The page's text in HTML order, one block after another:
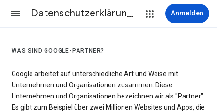
Datenschutzerklärung & Nutzungsbedingungen Anmelden
WAS SIND GOOGLE-PARTNER?
Google arbeitet auf unterschiedliche Art und Weise mit
Unternehmen und Organisationen zusammen. Diese
Unternehmen und Organisationen bezeichnen wir als "Partner".
Es gibt zum Beispiel über zwei Millionen Websites und Apps, die